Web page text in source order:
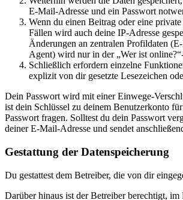
E-Mail-Adresse und ein Passwort
Wenn du einen Beitrag oder eine
Fällen wird auch deine IP-Adresse
Änderungen an zentralen Profildaten
Agent) wird nur in der „Wer ist
Schließlich erfordern einzelne
explizit von dir gesetzte Lesezeichen
Dein Passwort wird mit einer Einwege-
ist dein Schlüssel zu deinem Benutzerkonto
Passwort fragen. Solltest du dein Passwort
deiner E-Mail-Adresse und sendet
Gestattung der Datenspeicherung
Du gestattest dem Betreiber, die von dir
Darüber hinaus ist der Betreiber berechtigt,